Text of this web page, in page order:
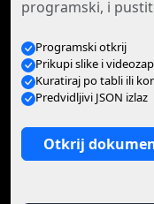
programski, i
Programski otkrij
Prikupi slike i
Kuratiraj po tabli ili
Predvidljivi JSON izlaz
Otkrij